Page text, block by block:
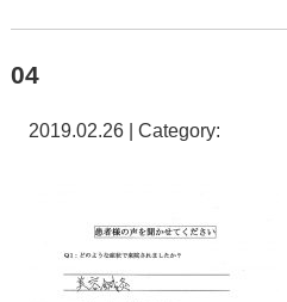
04
2019.02.26 | Category: